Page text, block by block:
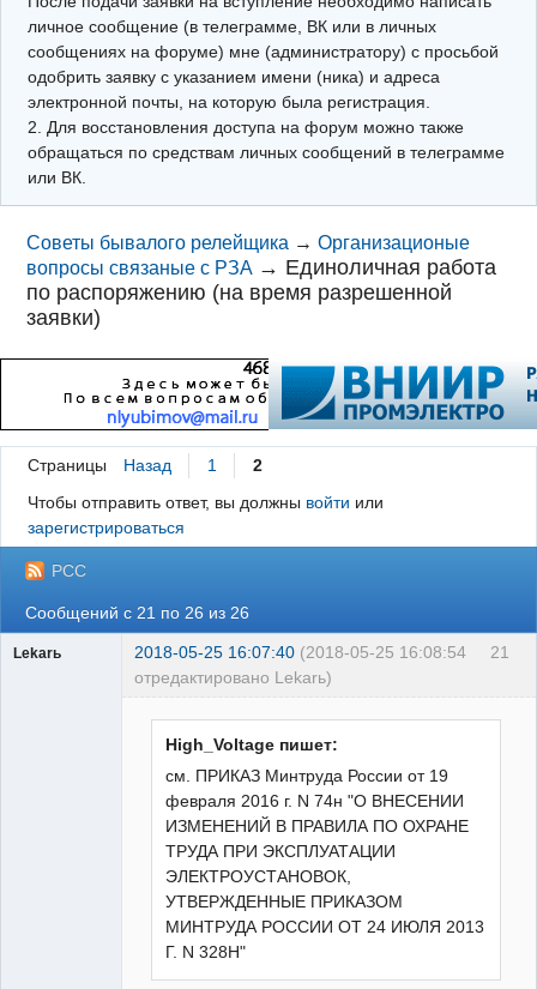
Фотохостинг
Телеграм
личное сообщение (в телеграмме, ВК или в личных
сообщениях на форуме) мне (администратору) с просьбой
одобрить заявку с указанием имени (ника) и адреса
электронной почты, на которую была регистрация.
2. Для восстановления доступа на форум можно также
обращаться по средствам личных сообщений в телеграмме
или ВК.
Советы бывалого релейщика →Организационые
вопросы связаные с РЗА → Единоличная работа
по распоряжению (на время разрешенной
заявки)
Страницы Назад 1
2
Чтобы отправить ответ, вы должны войти или
зарегистрироваться
РСС
Сообщений с 21 по 26 из 26
21
Lekarь 2018-05-25 16:07:40 (2018-05-25 16:08:54
отредактировано Lekarь)
High_Voltage пишет:
см. ПРИКАЗ Минтруда России от 19
февраля 2016 г. N 74н "О ВНЕСЕНИИ
ИЗМЕНЕНИЙ В ПРАВИЛА ПО ОХРАНЕ
ТРУДА ПРИ ЭКСПЛУАТАЦИИ
ЭЛЕКТРОУСТАНОВОК,
УТВЕРЖДЕННЫЕ ПРИКАЗОМ
МИНТРУДА РОССИИ ОТ 24 ИЮЛЯ 2013
Г. N 328Н"